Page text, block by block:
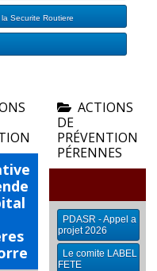
Securite Routiere
ACTIONS
DE
PRÉVENTION
PÉRENNES
PDASR - Appel a
projet 2026
Le comite LABEL
FETE